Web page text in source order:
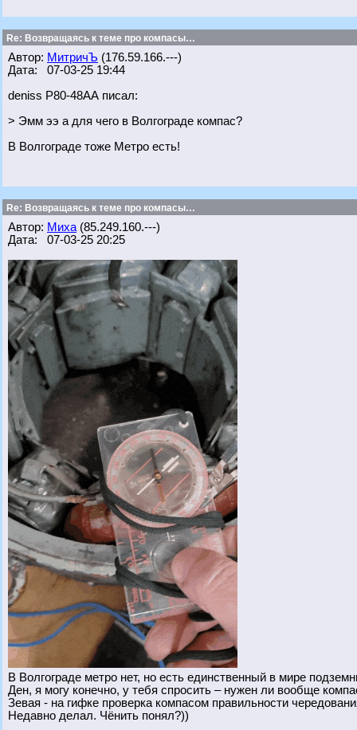
Re: Возвращаясь к теме про компасы…
Автор: МитричЪ (176.59.166.---)
Дата: 07-03-25 19:44
deniss Р80-48АА писал:
> Эмм ээ а для чего в Волгограде компас?
В Волгограде тоже Метро есть!
Re: Возвращаясь к теме про компасы…
Автор: Миха (85.249.160.---)
Дата: 07-03-25 20:25
В Волгограде метро нет, но есть единственный в мире
Ден, я могу конечно, у тебя спросить – нужен ли вообще
Зевая - на гифке проверка компасом правильности
Недавно делал. Чёнить понял?))